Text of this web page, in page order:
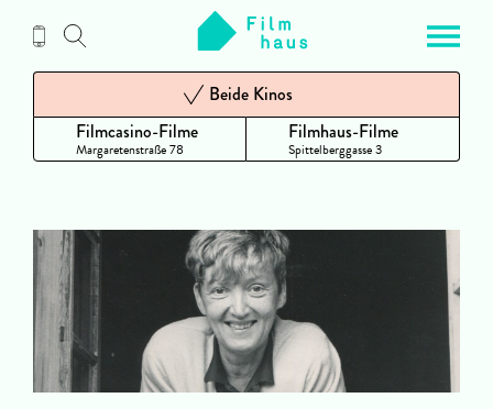
Inhalt
Filmcasino-Filme
Margaretenstraße 78
Beide Kinos
Filmhaus-Filme
Spittelberggasse 3